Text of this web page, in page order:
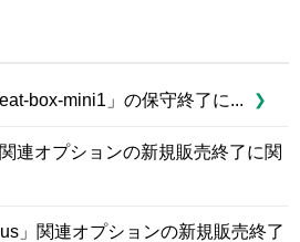
box-mini1」の保守終了に...
連オプションの新規販売終了に関
」関連オプションの新規販売終了